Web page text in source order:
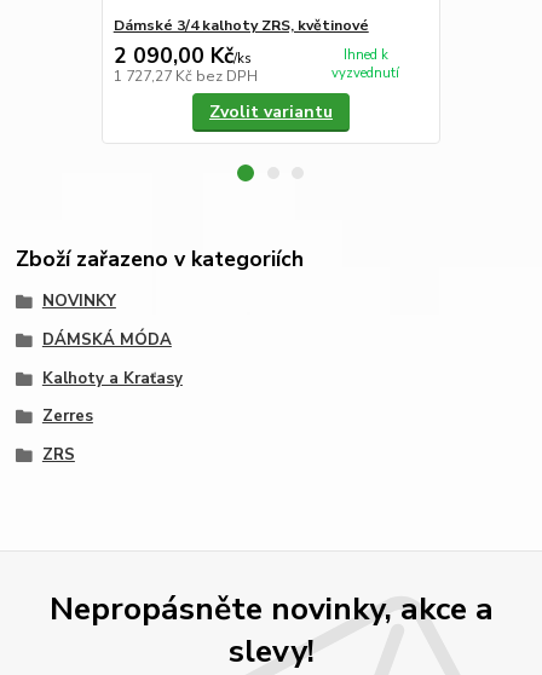
Dámské 3/4 kalhoty ZRS, květinové
2 090,00 Kč/ks
1 727,27 Kč bez DPH
Ihned k
vyzvednutí
Zvolit variantu
Zboží zařazeno v kategoriích
NOVINKY
DÁMSKÁ MÓDA
Kalhoty a Kraťasy
Zerres
ZRS
Nepropásněte novinky, akce a
slevy!